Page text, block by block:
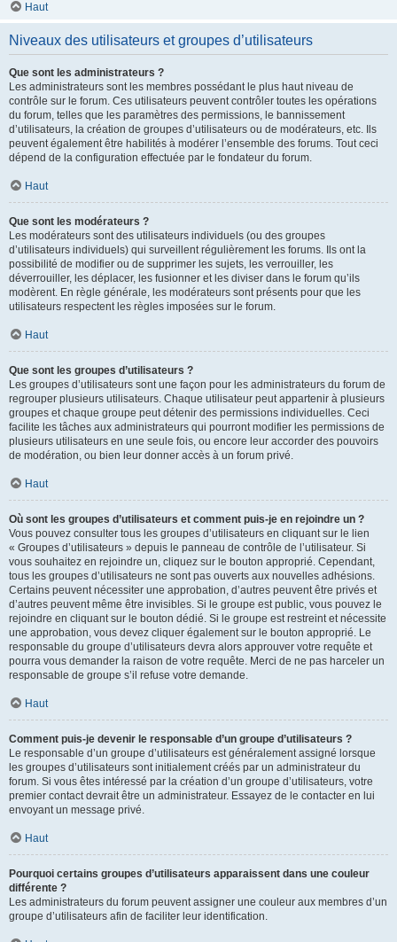
Haut
Niveaux des utilisateurs et groupes d’utilisateurs
Que sont les administrateurs ?
Les administrateurs sont les membres possédant le plus haut niveau de
contrôle sur le forum. Ces utilisateurs peuvent contrôler toutes les opérations
du forum, telles que les paramètres des permissions, le bannissement
d’utilisateurs, la création de groupes d’utilisateurs ou de modérateurs, etc. Ils
peuvent également être habilités à modérer l’ensemble des forums. Tout ceci
dépend de la configuration effectuée par le fondateur du forum.
Haut
Que sont les modérateurs ?
Les modérateurs sont des utilisateurs individuels (ou des groupes
d’utilisateurs individuels) qui surveillent régulièrement les forums. Ils ont la
possibilité de modifier ou de supprimer les sujets, les verrouiller, les
déverrouiller, les déplacer, les fusionner et les diviser dans le forum qu’ils
modèrent. En règle générale, les modérateurs sont présents pour que les
utilisateurs respectent les règles imposées sur le forum.
Haut
Que sont les groupes d’utilisateurs ?
Les groupes d’utilisateurs sont une façon pour les administrateurs du forum de
regrouper plusieurs utilisateurs. Chaque utilisateur peut appartenir à plusieurs
groupes et chaque groupe peut détenir des permissions individuelles. Ceci
facilite les tâches aux administrateurs qui pourront modifier les permissions de
plusieurs utilisateurs en une seule fois, ou encore leur accorder des pouvoirs
de modération, ou bien leur donner accès à un forum privé.
Haut
Où sont les groupes d’utilisateurs et comment puis-je en rejoindre un ?
Vous pouvez consulter tous les groupes d’utilisateurs en cliquant sur le lien
« Groupes d’utilisateurs » depuis le panneau de contrôle de l’utilisateur. Si
vous souhaitez en rejoindre un, cliquez sur le bouton approprié. Cependant,
tous les groupes d’utilisateurs ne sont pas ouverts aux nouvelles adhésions.
Certains peuvent nécessiter une approbation, d’autres peuvent être privés et
d’autres peuvent même être invisibles. Si le groupe est public, vous pouvez le
rejoindre en cliquant sur le bouton dédié. Si le groupe est restreint et nécessite
une approbation, vous devez cliquer également sur le bouton approprié. Le
responsable du groupe d’utilisateurs devra alors approuver votre requête et
pourra vous demander la raison de votre requête. Merci de ne pas harceler un
responsable de groupe s’il refuse votre demande.
Haut
Comment puis-je devenir le responsable d’un groupe d’utilisateurs ?
Le responsable d’un groupe d’utilisateurs est généralement assigné lorsque
les groupes d’utilisateurs sont initialement créés par un administrateur du
forum. Si vous êtes intéressé par la création d’un groupe d’utilisateurs, votre
premier contact devrait être un administrateur. Essayez de le contacter en lui
envoyant un message privé.
Haut
Pourquoi certains groupes d’utilisateurs apparaissent dans une couleur
différente ?
Les administrateurs du forum peuvent assigner une couleur aux membres d’un
groupe d’utilisateurs afin de faciliter leur identification.